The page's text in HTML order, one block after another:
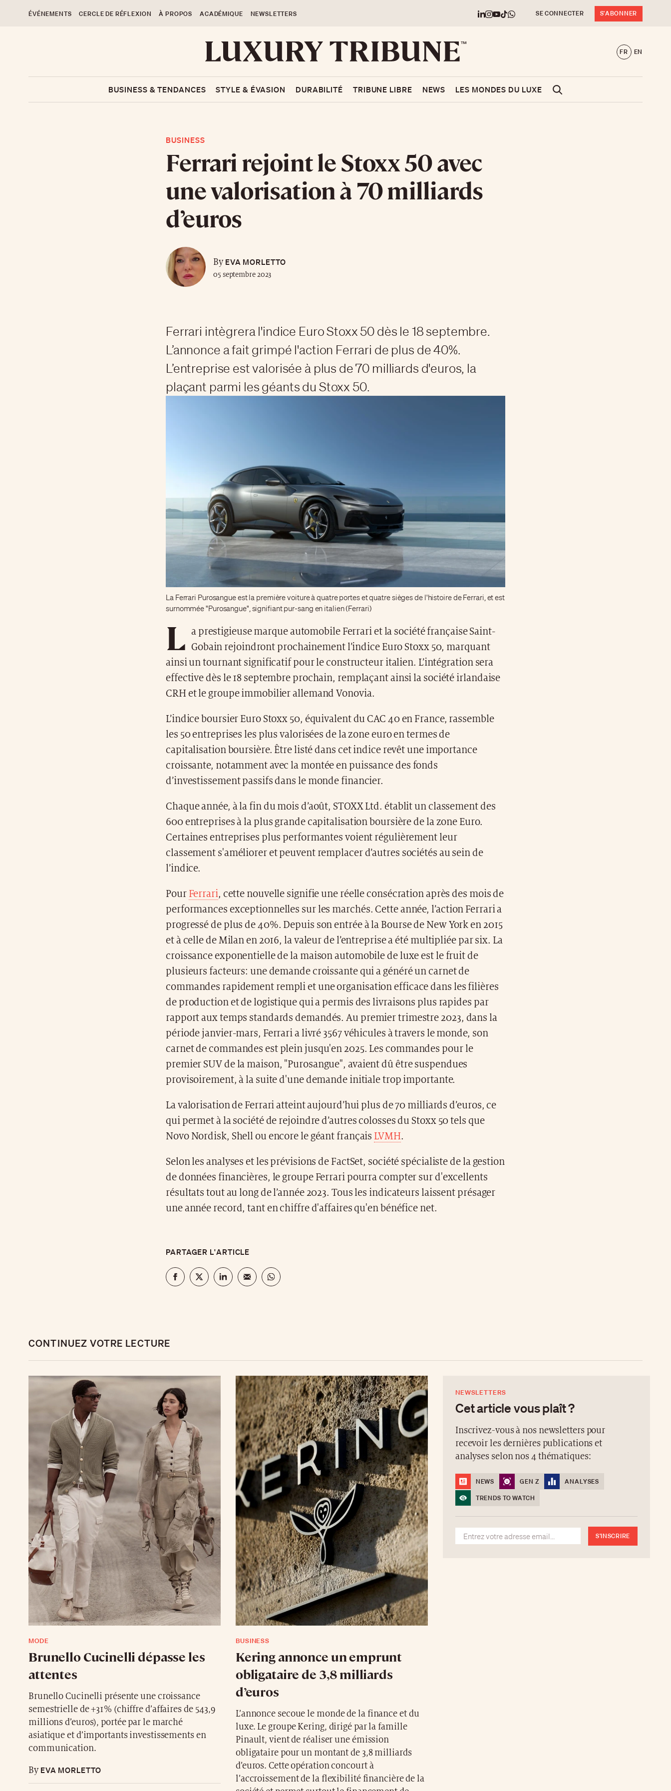
ÉVÉNEMENTS CERCLE DE RÉFLEXION À PROPOS ACADÉMIQUE NEWSLETTERS SE CONNECTER S'ABONNER
FR EN
BUSINESS & TENDANCES STYLE & ÉVASION DURABILITÉ TRIBUNE LIBRE NEWS LES MONDES DU LUXE
BUSINESS
Ferrari rejoint le Stoxx 50 avec
une valorisation à 70 milliards
d’euros
ByEVA MORLETTO
05 septembre 2023
Ferrari intègrera l'indice Euro Stoxx 50 dès le 18 septembre.
L’annonce a fait grimpé l'action Ferrari de plus de 40%.
L’entreprise est valorisée à plus de 70 milliards d'euros, la
plaçant parmi les géants du Stoxx 50.
La Ferrari Purosangue est la première voiture à quatre portes et quatre sièges de l'histoire de Ferrari, et est
surnommée "Purosangue", signifiant pur-sang en italien (Ferrari)
L a prestigieuse marque automobile Ferrari et la société française Saint-
Gobain rejoindront prochainement l’indice Euro Stoxx 50, marquant
ainsi un tournant significatif pour le constructeur italien. L’intégration sera
effective dès le 18 septembre prochain, remplaçant ainsi la société irlandaise
CRH et le groupe immobilier allemand Vonovia.
L’indice boursier Euro Stoxx 50, équivalent du CAC 40 en France, rassemble
les 50 entreprises les plus valorisées de la zone euro en termes de
capitalisation boursière. Être listé dans cet indice revêt une importance
croissante, notamment avec la montée en puissance des fonds
d’investissement passifs dans le monde financier.
Chaque année, à la fin du mois d’août, STOXX Ltd. établit un classement des
600 entreprises à la plus grande capitalisation boursière de la zone Euro.
Certaines entreprises plus performantes voient régulièrement leur
classement s'améliorer et peuvent remplacer d’autres sociétés au sein de
l’indice.
Pour Ferrari, cette nouvelle signifie une réelle consécration après des mois de
performances exceptionnelles sur les marchés. Cette année, l’action Ferrari a
progressé de plus de 40%. Depuis son entrée à la Bourse de New York en 2015
et à celle de Milan en 2016, la valeur de l’entreprise a été multipliée par six. La
croissance exponentielle de la maison automobile de luxe est le fruit de
plusieurs facteurs: une demande croissante qui a généré un carnet de
commandes rapidement rempli et une organisation efficace dans les filières
de production et de logistique qui a permis des livraisons plus rapides par
rapport aux temps standards demandés. Au premier trimestre 2023, dans la
période janvier-mars, Ferrari a livré 3567 véhicules à travers le monde, son
carnet de commandes est plein jusqu'en 2025. Les commandes pour le
premier SUV de la maison, "Purosangue", avaient dû être suspendues
provisoirement, à la suite d'une demande initiale trop importante.
La valorisation de Ferrari atteint aujourd’hui plus de 70 milliards d’euros, ce
qui permet à la société de rejoindre d’autres colosses du Stoxx 50 tels que
Novo Nordisk, Shell ou encore le géant français LVMH.
Selon les analyses et les prévisions de FactSet, société spécialiste de la gestion
de données financières, le groupe Ferrari pourra compter sur d'excellents
résultats tout au long de l’année 2023. Tous les indicateurs laissent présager
une année record, tant en chiffre d'affaires qu'en bénéfice net.
PARTAGER L'ARTICLE
CONTINUEZ VOTRE LECTURE
MODE
Brunello Cucinelli dépasse les
attentes
Brunello Cucinelli présente une croissance
semestrielle de +31% (chiffre d’affaires de 543,9
millions d’euros), portée par le marché
asiatique et d’importants investissements en
communication.
ByEVA MORLETTO
BUSINESS
Kering annonce un emprunt
obligataire de 3,8 milliards
d’euros
L’annonce secoue le monde de la finance et du
luxe. Le groupe Kering, dirigé par la famille
Pinault, vient de réaliser une émission
obligataire pour un montant de 3,8 milliards
d’euros. Cette opération concourt à
l’accroissement de la flexibilité financière de la
NEWSLETTERS
Cet article vous plaît ?
Inscrivez-vous à nos newsletters pour
recevoir les dernières publications et
analyses selon nos 4 thématiques:
NEWS GEN Z
ANALYSES
TRENDS TO WATCH
S'INSCRIRE